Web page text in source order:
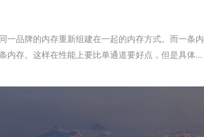
品牌的内存重新组建在一起的内存方式。而一条内
内存。这样在性能上要比单通道要好点，但是具体